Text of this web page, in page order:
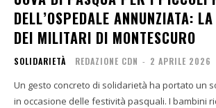
DELL’OSPEDALE ANNUNZIATA:
DEI MILITARI DI MONTESCURO
SOLIDARIETÀ REDAZIONE CDN - 2 APRILE 2026
Un gesto concreto di solidarietà ha portato un
in occasione delle festività pasquali. I bambini